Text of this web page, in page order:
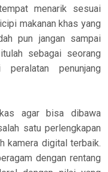
menarik sesuai
makanan khas yang
pun jangan sampai
sebagai seorang
penunjang
agar bisa dibawa
satu perlengkapan
kamera digital terbaik.
dengan rentang